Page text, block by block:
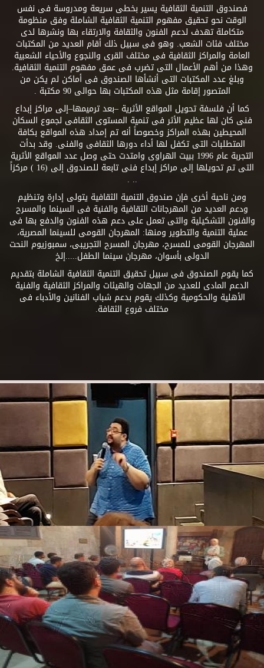
فصندوق التنمية الثقافية يسير بخطى سريعة ومدروسة فى نفس
الوقت نحو تحقيق مفهوم التنمية الثقافية الشاملة وفق منظومة
متكاملة تهدف لدعم الفنون والثقافة والارتقاء بها ونشرها لدى
مختلف فئات الشعب. وهو فى سبيل ذلك أقام العديد من المكتبات
العامة والمراكز الثقافية فى مختلف القرى والنجوع والأحياء الشعبية
وهذا من أهم الأعمال التى تضرب فى عمق مفهوم التنمية الثقافية.
وبلغ عدد المكتبات التى أنشأها الصندوق فى أماكن لم يكن من
المتصور إقامة مثل هذه المكتبات بها حوالى 90 مكتبة .
كما أن فلسفة تحويل المواقع الأثرية –بعد ترميمها–إلى مراكز إبداع
فنى كان لها عظيم الأثر فى تنمية المستوى الثقافى لجموع السكان
المحيطين بهذه المراكز وخصوصاً أنه تم إمداد هذه المواقع بكافة
المتطلبات التى تكفل لها أداء دورها الثقافى والفنى. وقد بدأت
التجربة عام 1996 ببيت الهراوى وامتدت حتى وصل عدد المواقع الأثرية
التى تم تحويلها إلى مراكز إبداع فنى تابعة للصندوق إلى (16 ) مركزاً
.. .
ومن ناحية أخرى فإن صندوق التنمية الثقافية يتولى إدارة وتنظيم
ودعم العديد من المهرجانات الثقافية والفنية فى السينما والمسرح
والفنون التشكيلية والتى تعمل على دعم هذه الفنون والدفع بها فى
عملية التنمية والتطوير ومنها: المهرجان القومى للسينما المصرية،
المهرجان القومى للمسرح، مهرجان المسرح التجريبى، سمبوزيوم النحت
الدولى بأسوان، مهرجان سينما الطفل.....إلخ
كما يقوم الصندوق فى سبيل تحقيق التنمية الثقافية الشاملة بتقديم
الدعم المادى للعديد من الجهات والهيئات والمراكز الثقافية والفنية
الأهلية والحكومية وكذلك يقوم بدعم شباب الفنانين والأدباء فى
مختلف فروع الثقافة.